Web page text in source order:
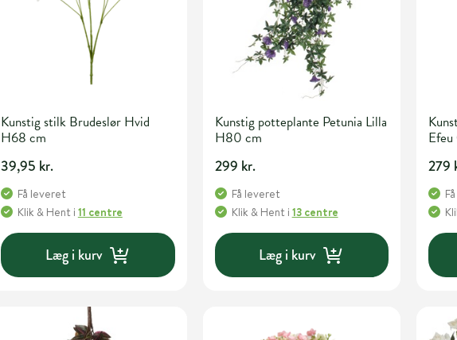
Kunstig stilk Brudeslør Hvid
H68 cm
39,95 kr.
Få leveret
Klik & Hent i 11 centre
Læg i kurv
Kunstig potteplante Petunia Lilla
H80 cm
299 kr.
Få leveret
Klik & Hent i 13 centre
Læg i kurv
279